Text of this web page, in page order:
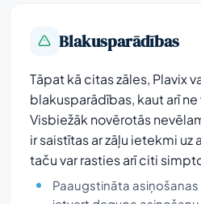
Blakusparādības
Tāpat kā citas zāles, Plavix
blakusparādības, kaut arī
Visbiežāk novērotās
ir saistītas ar zāļu ietekmi uz
taču var rasties arī citi
Paaugstināta